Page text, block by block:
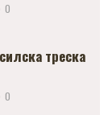
0
треска
0